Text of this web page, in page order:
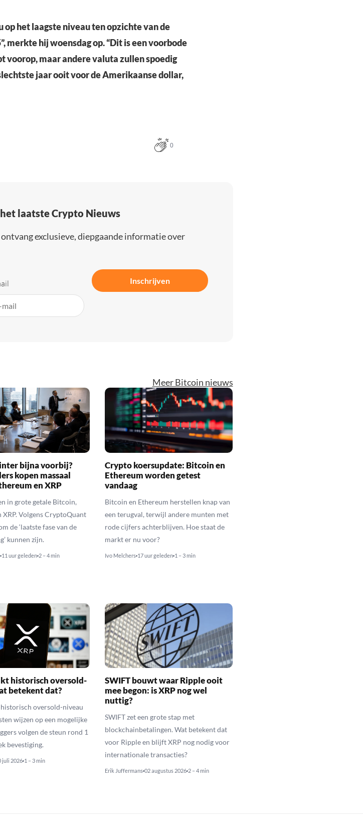
het laagste niveau ten opzichte van de
merkte hij woensdag op. “Dit is een voorbode
voorop, maar andere valuta zullen spoedig
jaar ooit voor de Amerikaanse dollar,
0
laatste Crypto Nieuws
exclusieve, diepgaande informatie over
Inschrijven
Meer Bitcoin nieuws
bijna voorbij?
kopen massaal
en XRP
in grote getale Bitcoin,
XRP. Volgens CryptoQuant
de ‘laatste fase van de
kunnen zijn.
11 uur geleden 2 – 4 min
Crypto koersupdate: Bitcoin en
Ethereum worden getest
vandaag
Bitcoin en Ethereum herstellen knap van
een terugval, terwijl andere munten met
rode cijfers achterblijven. Hoe staat de
markt er nu voor?
Ivo Melchers 17 uur geleden 1 – 3 min
historisch oversold-
betekent dat?
oversold-niveau
wijzen op een mogelijke
volgen de steun rond 1
bevestiging.
juli 2026 1 – 3 min
SWIFT bouwt waar Ripple ooit
mee begon: is XRP nog wel
nuttig?
SWIFT zet een grote stap met
blockchainbetalingen. Wat betekent dat
voor Ripple en blijft XRP nog nodig voor
internationale transacties?
Erik Juffermans 02 augustus 2026 2 – 4 min